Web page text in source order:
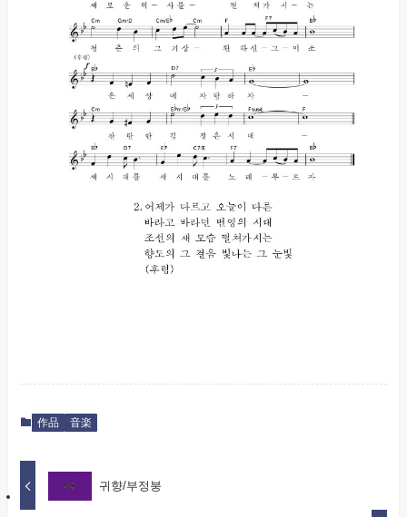
作品 音楽
귀향/부정붕